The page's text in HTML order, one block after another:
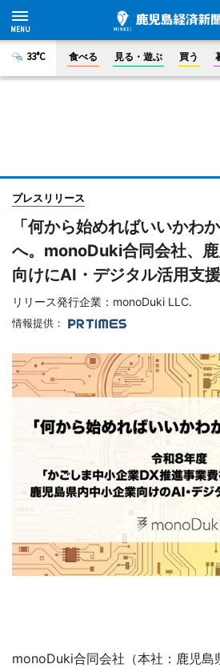
33°C 食べる 見る・遊ぶ 買う
プレスリリース
「何から始めればいいかわ
へ。monoDuki合同会社、
向けにAI・デジタル活用支
リリース発行企業：monoDuki LLC.
情報提供：
monoDuki合同会社（本社：鹿児島